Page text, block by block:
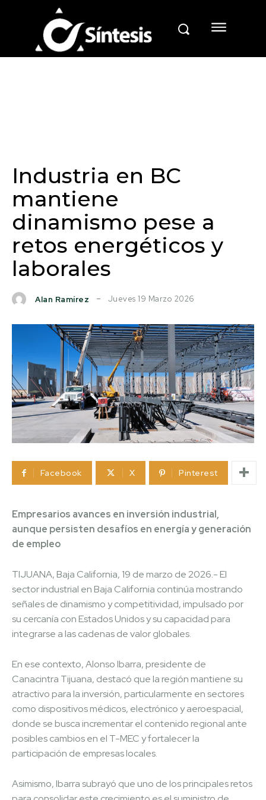
Industria en BC
mantiene
dinamismo pese a
retos energéticos y
laborales
Alan Ramírez Jueves 19 Marzo 2026
Facebook X Pinterest
Empresarios avances en inversión industrial,
aunque persisten desafíos en energía y generación
de empleo
TIJUANA, Baja California, 19 de marzo de 2026.- El
sector industrial en Baja California continúa mostrando
señales de dinamismo y competitividad, impulsado por
su cercanía con Estados Unidos y su capacidad para
integrarse a las cadenas de valor globales.
En ese contexto, Alonso Ibarra, presidente de
Canacintra Tijuana, destacó que la región mantiene su
atractivo para la inversión, particularmente en sectores
como dispositivos médicos, electrónico y aeroespacial,
donde se busca incrementar el contenido regional ante
posibles cambios en el T-MEC y fortalecer la
participación de empresas locales.
Asimismo, Ibarra subrayó que uno de los principales retos